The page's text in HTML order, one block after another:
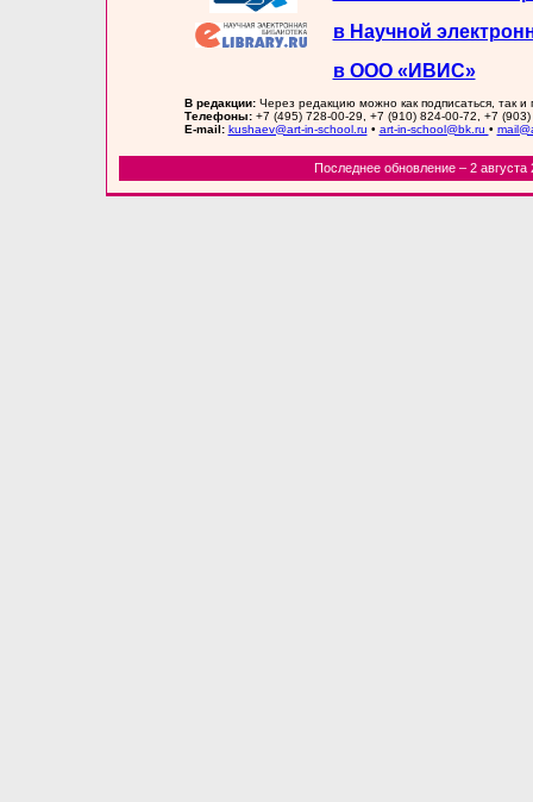
в Научной
в ООО «ИВИС»
В редакции:Через редакцию можно как подписаться, так
Телефоны:+7 (495) 728-00-29, +7 (910) 824-00-72, +7
E-mail: kushaev@art-in-school.ru • art-in-school@bk.ru •
Последнее обновление – 2 августа